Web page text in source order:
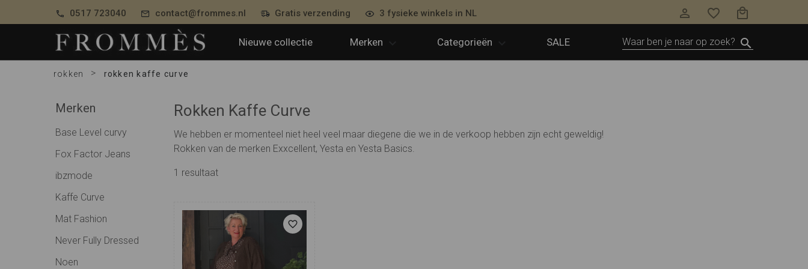
0517 723040 contact@frommes.nl Gratis verzending 3 fysieke winkels in NL
Nieuwe collectie Merken Categorieën SALE
rokken > rokken kaffe curve
Merken
Base Level curvy
Fox Factor Jeans
ibzmode
Kaffe Curve
Mat Fashion
Never Fully Dressed
Noen
Rokken Kaffe Curve
We hebben er momenteel niet heel veel maar diegene die we in de verkoop hebben zijn echt geweldig!
Rokken van de merken Exxcellent, Yesta en Yesta Basics.
1 resultaat